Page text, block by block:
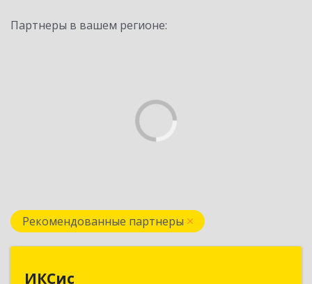
Партнеры в вашем регионе:
Рекомендованные партнеры
ИКСис